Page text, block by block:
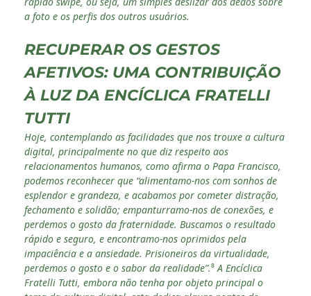
a foto e os perfis dos outros usuários.
RECUPERAR OS GESTOS
AFETIVOS: UMA CONTRIBUIÇÃO
À LUZ DA ENCÍCLICA FRATELLI
TUTTI
Hoje, contemplando as facilidades que nos trouxe a cultura
digital, principalmente no que diz respeito aos
relacionamentos humanos, como afirma o Papa Francisco,
podemos reconhecer que “alimentamo-nos com sonhos de
esplendor e grandeza, e acabamos por cometer distração,
fechamento e solidão; empanturramo-nos de conexões, e
perdemos o gosto da fraternidade. Buscamos o resultado
rápido e seguro, e encontramo-nos oprimidos pela
impaciência e a ansiedade. Prisioneiros da virtualidade,
perdemos o gosto e o sabor da realidade”.⁸A Encíclica
Fratelli Tutti, embora não tenha por objeto principal o